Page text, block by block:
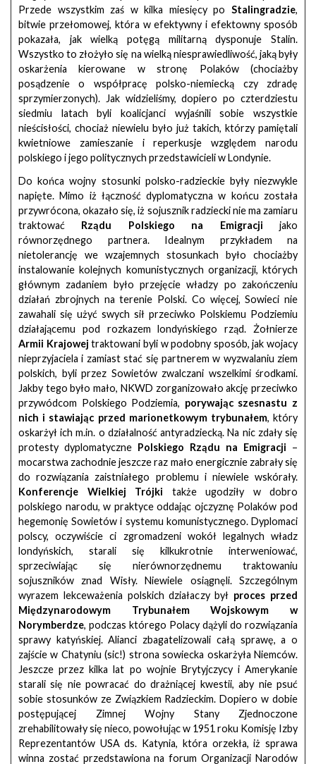
Przede wszystkim zaś w kilka miesięcy po Stalingradzie,
bitwie przełomowej, która w efektywny i efektowny sposób
pokazała, jak wielką potęgą militarną dysponuje Stalin.
Wszystko to złożyło się na wielką niesprawiedliwość, jaką były
oskarżenia kierowane w stronę Polaków (chociażby
posądzenie o współpracę polsko-niemiecką czy zdradę
sprzymierzonych). Jak widzieliśmy, dopiero po czterdziestu
siedmiu latach byli koalicjanci wyjaśnili sobie wszystkie
nieścisłości, chociaż niewielu było już takich, którzy pamiętali
kwietniowe zamieszanie i reperkusje względem narodu
polskiego i jego politycznych przedstawicieli w Londynie.
Do końca wojny stosunki polsko-radzieckie były niezwykle
napięte. Mimo iż łączność dyplomatyczna w końcu została
przywrócona, okazało się, iż sojusznik radziecki nie ma zamiaru
traktować Rządu Polskiego na Emigracji jako
równorzędnego partnera. Idealnym przykładem na
nietolerancję we wzajemnych stosunkach było chociażby
instalowanie kolejnych komunistycznych organizacji, których
głównym zadaniem było przejęcie władzy po zakończeniu
działań zbrojnych na terenie Polski. Co więcej, Sowieci nie
zawahali się użyć swych sił przeciwko Polskiemu Podziemiu
działającemu pod rozkazem londyńskiego rząd. Żołnierze
Armii Krajowej traktowani byli w podobny sposób, jak wojacy
nieprzyjaciela i zamiast stać się partnerem w wyzwalaniu ziem
polskich, byli przez Sowietów zwalczani wszelkimi środkami.
Jakby tego było mało, NKWD zorganizowało akcję przeciwko
przywódcom Polskiego Podziemia, porywając szesnastu z
nich i stawiając przed marionetkowym trybunałem, który
oskarżył ich m.in. o działalność antyradziecką. Na nic zdały się
protesty dyplomatyczne Polskiego Rządu na Emigracji –
mocarstwa zachodnie jeszcze raz mało energicznie zabrały się
do rozwiązania zaistniałego problemu i niewiele wskórały.
Konferencje Wielkiej Trójki także ugodziły w dobro
polskiego narodu, w praktyce oddając ojczyznę Polaków pod
hegemonię Sowietów i systemu komunistycznego. Dyplomaci
polscy, oczywiście ci zgromadzeni wokół legalnych władz
londyńskich, starali się kilkukrotnie interweniować,
sprzeciwiając się nierównorzędnemu traktowaniu
sojuszników znad Wisły. Niewiele osiągnęli. Szczególnym
wyrazem lekceważenia polskich działaczy był proces przed
Międzynarodowym Trybunałem Wojskowym w
Norymberdze, podczas którego Polacy dążyli do rozwiązania
sprawy katyńskiej. Alianci zbagatelizowali całą sprawę, a o
zajście w Chatyniu (sic!) strona sowiecka oskarżyła Niemców.
Jeszcze przez kilka lat po wojnie Brytyjczycy i Amerykanie
starali się nie powracać do drażniącej kwestii, aby nie psuć
sobie stosunków ze Związkiem Radzieckim. Dopiero w dobie
postępującej Zimnej Wojny Stany Zjednoczone
zrehabilitowały się nieco, powołując w 1951 roku Komisję Izby
Reprezentantów USA ds. Katynia, która orzekła, iż sprawa
winna zostać przedstawiona na forum Organizacji Narodów